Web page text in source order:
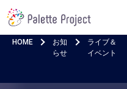
HOME
お知
らせ
ライブ＆
イベント